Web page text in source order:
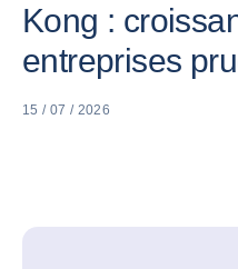
Kong :
entreprises
15 / 07 / 2026